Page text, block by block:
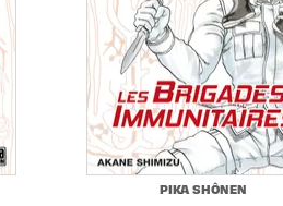
PIKA SHÔNEN